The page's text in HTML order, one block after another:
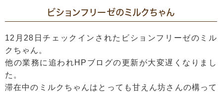
ビションフリーゼのミルクちゃん
12月28日チェックインされたビションフリーゼのミル
クちゃん。
他の業務に追われHPブログの更新が大変遅くなりまし
た。
滞在中のミルクちゃんはとっても甘えん坊さんの構って